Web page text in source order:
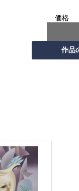
価格